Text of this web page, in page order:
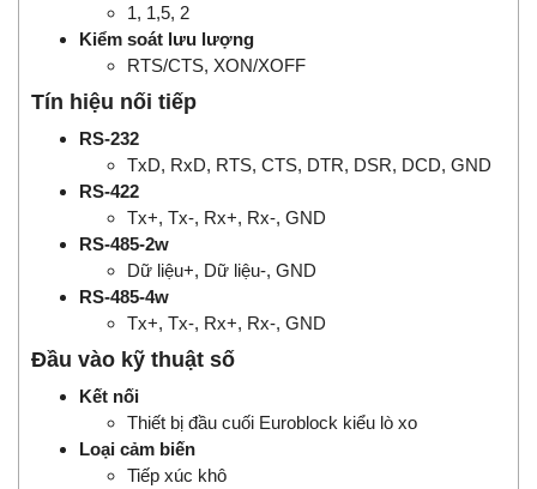
1, 1,5, 2
Kiểm soát lưu lượng
RTS/CTS, XON/XOFF
Tín hiệu nối tiếp
RS-232
TxD, RxD, RTS, CTS, DTR, DSR, DCD, GND
RS-422
Tx+, Tx-, Rx+, Rx-, GND
RS-485-2w
Dữ liệu+, Dữ liệu-, GND
RS-485-4w
Tx+, Tx-, Rx+, Rx-, GND
Đầu vào kỹ thuật số
Kết nối
Thiết bị đầu cuối Euroblock kiểu lò xo
Loại cảm biến
Tiếp xúc khô